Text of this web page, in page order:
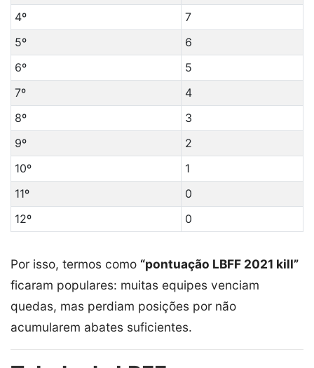
4º
7
5º
6
6º
5
7º
4
8º
3
9º
2
10º
1
11º
0
12º
0
Por isso, termos como “pontuação LBFF 2021 kill”
ficaram populares: muitas equipes venciam
quedas, mas perdiam posições por não
acumularem abates suficientes.